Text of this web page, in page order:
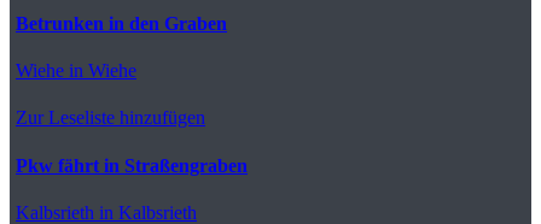
Betrunken in den Graben
Wiehe in Wiehe
Zur Leseliste hinzufügen
Pkw fährt in Straßengraben
Kalbsrieth in Kalbsrieth